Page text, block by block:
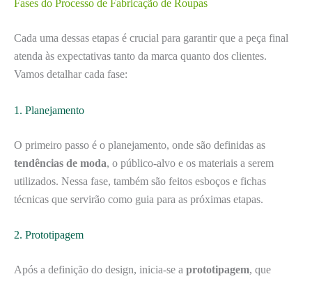
Fases do Processo de Fabricação de Roupas
Cada uma dessas etapas é crucial para garantir que a peça final
atenda às expectativas tanto da marca quanto dos clientes.
Vamos detalhar cada fase:
1. Planejamento
O primeiro passo é o planejamento, onde são definidas as
tendências de moda, o público-alvo e os materiais a serem
utilizados. Nessa fase, também são feitos esboços e fichas
técnicas que servirão como guia para as próximas etapas.
2. Prototipagem
Após a definição do design, inicia-se a prototipagem, que